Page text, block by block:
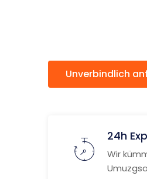
Unverbindlich
24h
Wir